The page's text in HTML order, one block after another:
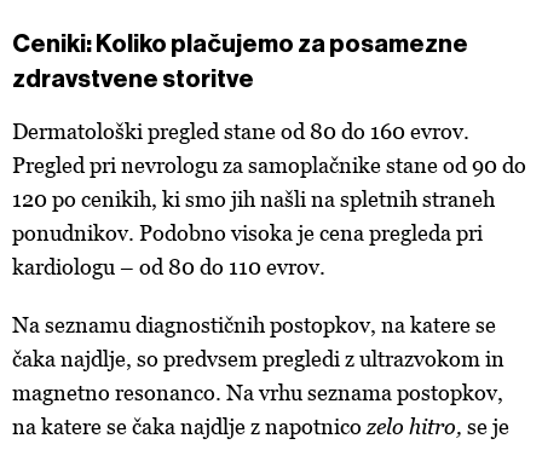
Ceniki: Koliko plačujemo za posamezne
zdravstvene storitve
Dermatološki pregled stane od 80 do 160 evrov.
Pregled pri nevrologu za samoplačnike stane od 90 do
120 po cenikih, ki smo jih našli na spletnih straneh
ponudnikov. Podobno visoka je cena pregleda pri
kardiologu – od 80 do 110 evrov.
Na seznamu diagnostičnih postopkov, na katere se
čaka najdlje, so predvsem pregledi z ultrazvokom in
magnetno resonanco. Na vrhu seznama postopkov,
na katere se čaka najdlje z napotnico zelo hitro, se je